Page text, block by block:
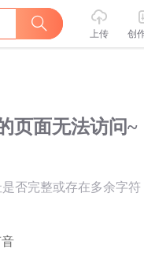
上传 创
页面无法访问~
否完整或存在多余字符